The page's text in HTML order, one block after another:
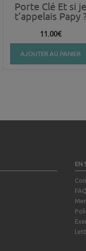
Porte Clé Et si
t’appelais Papy
11.00€
AJOUTER AU PANIER
EN